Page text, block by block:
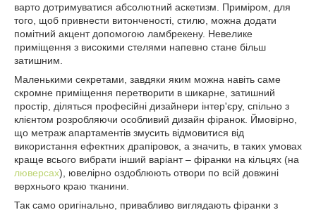
варто дотримуватися абсолютний аскетизм. Приміром, для
того, щоб привнести витонченості, стилю, можна додати
помітний акцент допомогою ламбрекену. Невелике
приміщення з високими стелями напевно стане більш
затишним.
Маленькими секретами, завдяки яким можна навіть саме
скромне приміщення перетворити в шикарне, затишний
простір, діляться професійні дизайнери інтер'єру, спільно з
клієнтом розробляючи особливий дизайн фіранок. Ймовірно,
що метраж апартаментів змусить відмовитися від
використання ефектних драпіровок, а значить, в таких умовах
краще всього вибрати інший варіант – фіранки на кільцях (на
люверсах), ювелірно оздоблюють отвори по всій довжині
верхнього краю тканини.
Так само оригінально, привабливо виглядають фіранки з